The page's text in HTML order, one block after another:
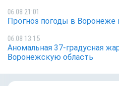
06.08 21:01
Прогноз погоды в Воронеже
06.08 13:15
Аномальная 37-градусная
Воронежскую область